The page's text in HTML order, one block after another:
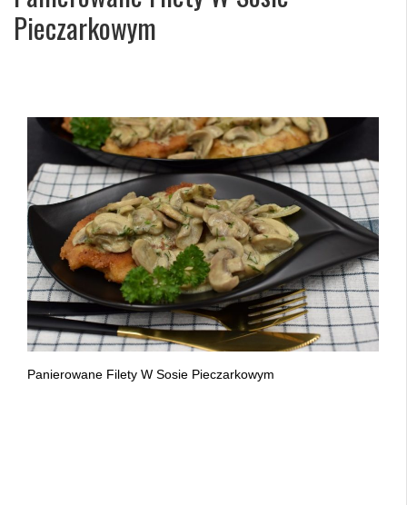
Pieczarkowym
Panierowane Filety W Sosie Pieczarkowym